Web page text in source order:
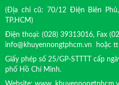
(Địa chỉ cũ: 70/12 Điện Biên
TP.HCM)
Điện thoại: (028) 39313016, Fax
info@khuyennongtphcm.vn hoặc
Giấy phép số 25/GP-STTTT cấp
phố Hồ Chí Minh.